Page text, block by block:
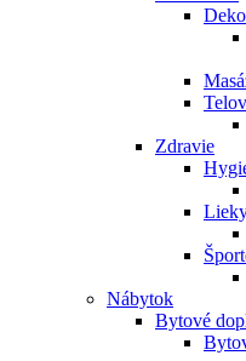
Zdravie
Nábytok
Bytové